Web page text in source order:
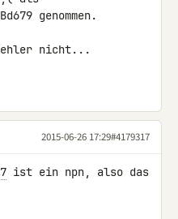
genommen.
nicht...
2015-06-26 17:29#4179317
ist ein npn, also das